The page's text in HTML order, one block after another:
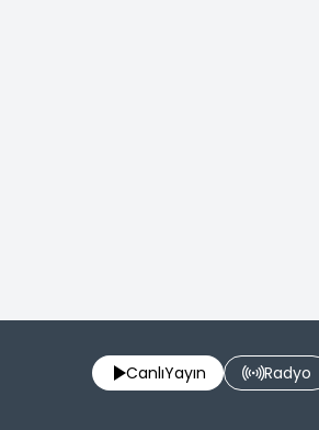
CanlıYayın Radyo